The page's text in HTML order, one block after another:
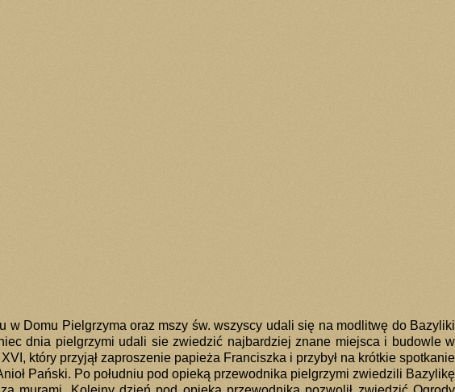
Domu Pielgrzyma oraz mszy św. wszyscy udali się na modlitwę do Bazyliki
dnia pielgrzymi udali sie zwiedzić najbardziej znane miejsca i budowle w
który przyjął zaproszenie papieża Franciszka i przybył na krótkie spotkanie
Pański. Po południu pod opieką przewodnika pielgrzymi zwiedzili Bazylikę